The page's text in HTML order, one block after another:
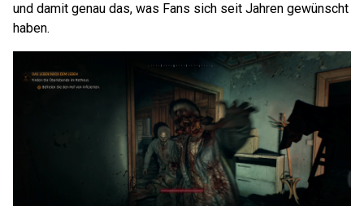
und damit genau das, was Fans sich seit Jahren gewünscht
haben.